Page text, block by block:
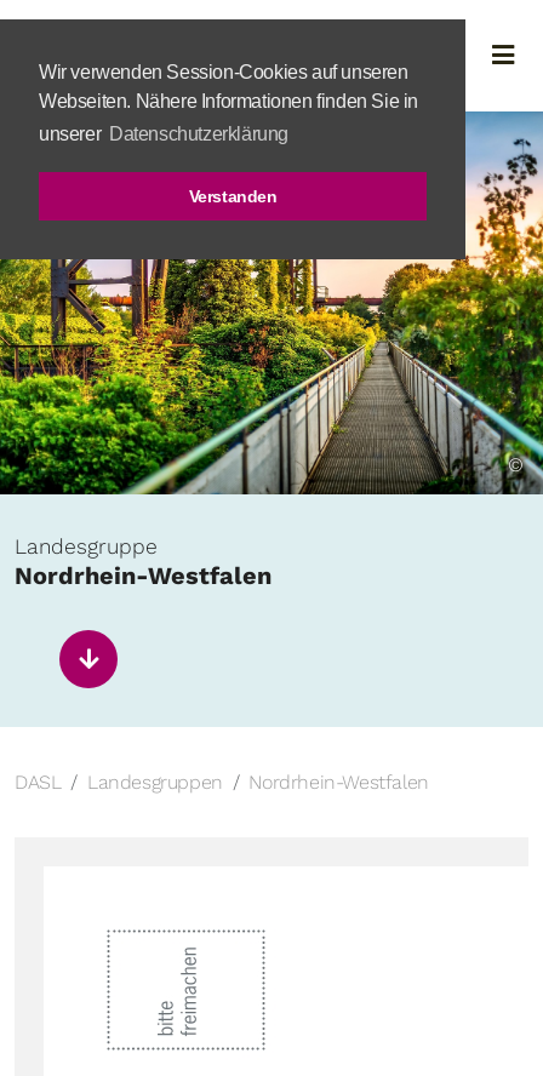
Wir verwenden Session-Cookies auf unseren
Webseiten. Nähere Informationen finden Sie in
unserer Datenschutzerklärung
Verstanden
©
Landesgruppe
Nordrhein-Westfalen
DASL Landesgruppen Nordrhein-Westfalen